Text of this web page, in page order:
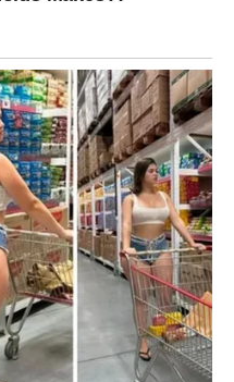
kroz promene koje
Počinjete da živite u
se prilagođavate
su ranije delovale rizično,
u fazu jasnoće. Ako
promene – ili se odnos
Vodolije mogu
individualnost i ne
koja daje prostor, a